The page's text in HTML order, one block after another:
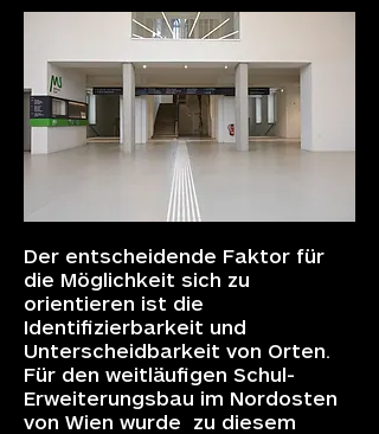
Der entscheidende Faktor für
die Möglichkeit sich zu
orientieren ist die
Identifizierbarkeit und
Unterscheidbarkeit von Orten.
Für den weitläufigen Schul-
Erweiterungsbau im Nordosten
von Wien wurde zu diesem